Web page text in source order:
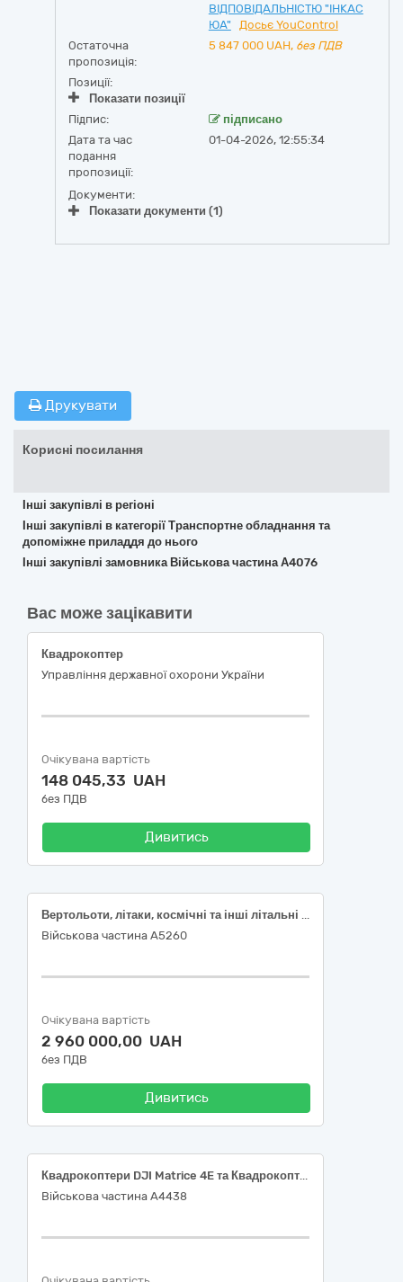
ВІДПОВІДАЛЬНІСТЮ "ІНКАС
ЮА"
Досьє YouControl
Остаточна
пропозиція:
5 847 000 UAH, без ПДВ
Позиції:
Показати позиції
Підпис:
підписано
Дата та час
подання
пропозиції:
01-04-2026, 12:55:34
Документи:
Показати документи (1)
Друкувати
Корисні посилання
Інші закупівлі в регіоні
Інші закупівлі в категорії Транспортне обладнання та
допоміжне приладдя до нього
Інші закупівлі замовника Військова частина А4076
Вас може зацікавити
Квадрокоптер
Управління державної охорони України
Очікувана вартість
148 045,33 UAH
без ПДВ
Дивитись
Вертольоти, літаки, космічні та інші літальні апарати з двигуном (Квадрокоптери)
Військова частина А5260
Очікувана вартість
2 960 000,00 UAH
без ПДВ
Дивитись
Квадрокоптери DJI Matrice 4E та Квадрокоптери DJI Matrice 4Т
Військова частина А4438